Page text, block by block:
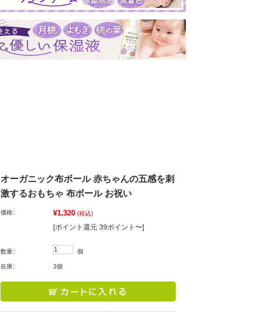
オーガニック布ボール 赤ちゃんの五感を刺
激するおもちゃ 布ボール お祝い
価格: ¥1,320 (税込)
[ポイント還元 39ポイント〜]
数量: 個
在庫: 3個